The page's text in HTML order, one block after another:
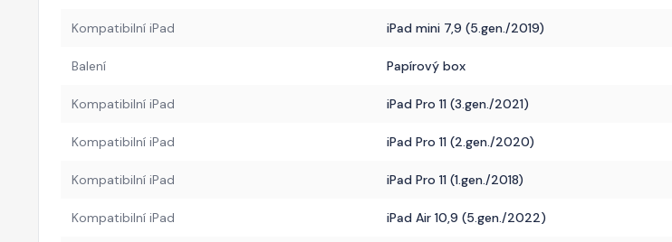
Kompatibilní iPad iPad mini 7,9 (5.gen./2019)
Balení Papírový box
Kompatibilní iPad iPad Pro 11 (3.gen./2021)
Kompatibilní iPad iPad Pro 11 (2.gen./2020)
Kompatibilní iPad iPad Pro 11 (1.gen./2018)
Kompatibilní iPad iPad Air 10,9 (5.gen./2022)